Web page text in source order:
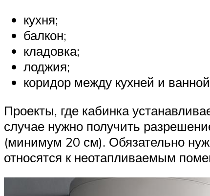
кухня;
балкон;
кладовка;
лоджия;
коридор между кухней и
Проекты, где кабинка
случае нужно получить
(минимум 20 см). Обязательно
относятся к неотапливаемым